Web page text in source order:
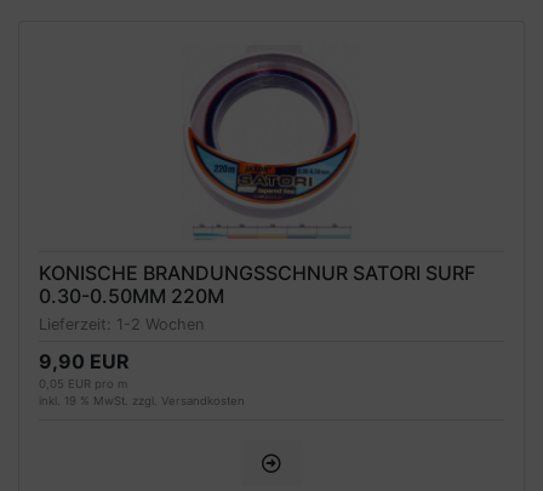
KONISCHE BRANDUNGSSCHNUR SATORI SURF
0.30-0.50MM 220M
Lieferzeit: 1-2 Wochen
9,90 EUR
0,05 EUR pro m
inkl. 19 % MwSt. zzgl. Versandkosten